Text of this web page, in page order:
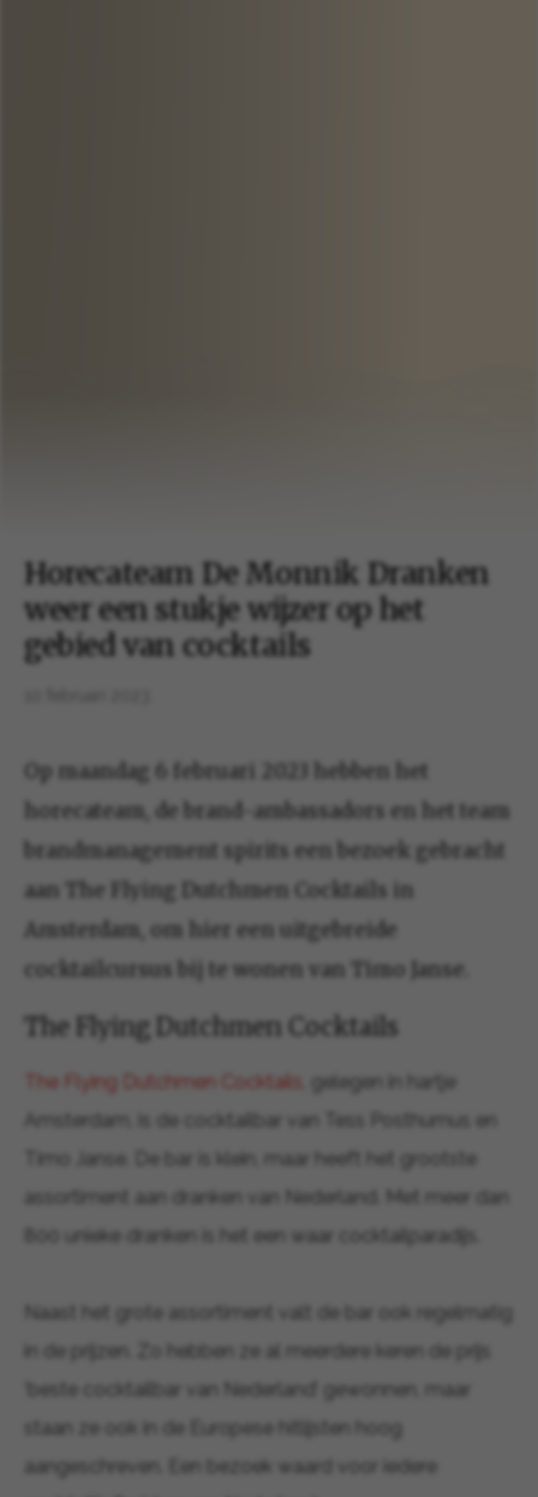
Horecateam De Monnik Dranken
weer een stukje wijzer op het
gebied van cocktails
Op maandag 6 februari 2023 hebben het
horecateam, de brand-ambassadors en het team
brandmanagement spirits een bezoek gebracht
aan The Flying Dutchmen Cocktails in
Amsterdam, om hier een uitgebreide
cocktailcursus bij te wonen van Timo Janse.
The Flying Dutchmen Cocktails
The Flying Dutchmen Cocktails
, gelegen in hartje
Amsterdam, is de cocktailbar van Tess Posthumus en
Timo Janse. De bar is klein, maar heeft het grootste
assortiment aan dranken van Nederland. Met meer dan
800 unieke dranken is het een waar cocktailparadijs.
Naast het grote assortiment valt de bar ook regelmatig
in de prijzen. Zo hebben ze al meerdere keren de prijs
‘beste cocktailbar van Nederland’ gewonnen, maar
staan ze ook in de Europese hitlijsten hoog
aangeschreven. Een bezoek waard voor iedere